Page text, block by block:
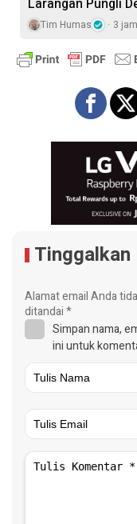
Larangan Pungli
Tim Humas 3 jam
Tinggalkan
Alamat email Anda
ditandai*
Simpan nama,
ini untuk